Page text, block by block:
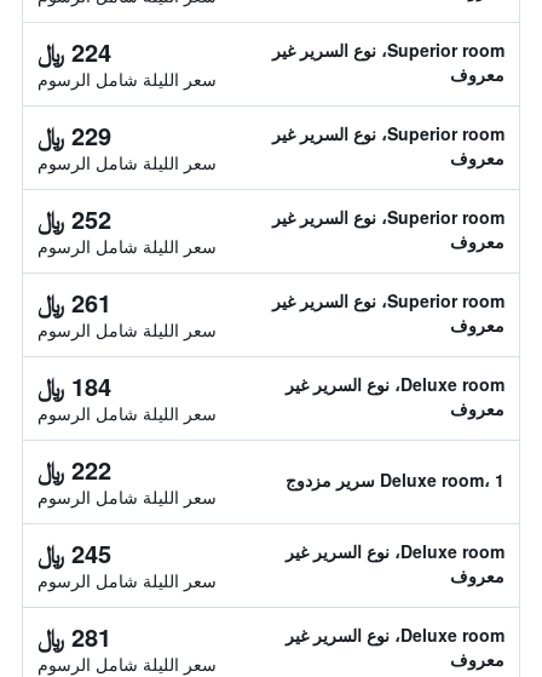
Superior room، نوع السرير غير
معروف
224 ﷼
سعر الليلة شامل الرسوم
Superior room، نوع السرير غير
معروف
229 ﷼
سعر الليلة شامل الرسوم
Superior room، نوع السرير غير
معروف
252 ﷼
سعر الليلة شامل الرسوم
Superior room، نوع السرير غير
معروف
261 ﷼
سعر الليلة شامل الرسوم
Deluxe room، نوع السرير غير
معروف
184 ﷼
سعر الليلة شامل الرسوم
Deluxe room، 1 سرير مزدوج 222 ﷼
سعر الليلة شامل الرسوم
Deluxe room، نوع السرير غير
معروف
245 ﷼
سعر الليلة شامل الرسوم
Deluxe room، نوع السرير غير
معروف
281 ﷼
سعر الليلة شامل الرسوم